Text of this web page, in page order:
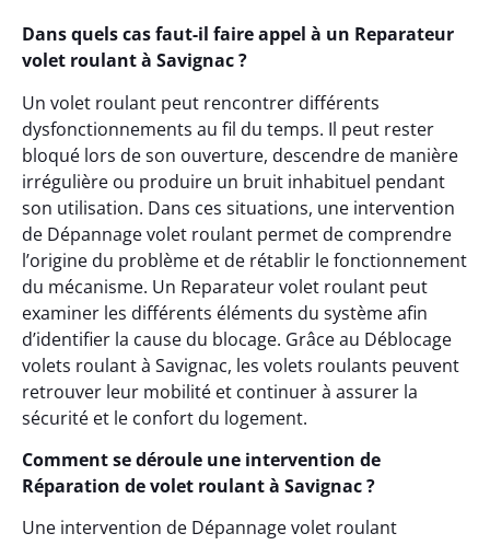
Dans quels cas faut-il faire appel à un Reparateur
volet roulant à Savignac ?
Un volet roulant peut rencontrer différents
dysfonctionnements au fil du temps. Il peut rester
bloqué lors de son ouverture, descendre de manière
irrégulière ou produire un bruit inhabituel pendant
son utilisation. Dans ces situations, une intervention
de Dépannage volet roulant permet de comprendre
l’origine du problème et de rétablir le fonctionnement
du mécanisme. Un Reparateur volet roulant peut
examiner les différents éléments du système afin
d’identifier la cause du blocage. Grâce au Déblocage
volets roulant à Savignac, les volets roulants peuvent
retrouver leur mobilité et continuer à assurer la
sécurité et le confort du logement.
Comment se déroule une intervention de
Réparation de volet roulant à Savignac ?
Une intervention de Dépannage volet roulant